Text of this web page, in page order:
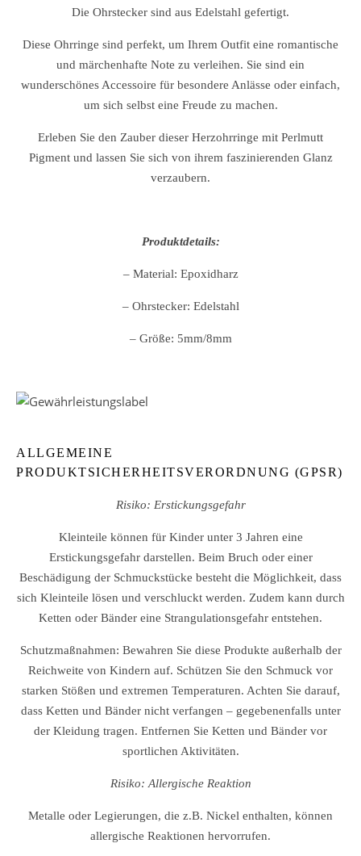
Die Ohrstecker sind aus Edelstahl gefertigt.
Diese Ohrringe sind perfekt, um Ihrem Outfit eine romantische
und märchenhafte Note zu verleihen. Sie sind ein
wunderschönes Accessoire für besondere Anlässe oder einfach,
um sich selbst eine Freude zu machen.
Erleben Sie den Zauber dieser Herzohrringe mit Perlmutt
Pigment und lassen Sie sich von ihrem faszinierenden Glanz
verzaubern.
Produktdetails:
– Material: Epoxidharz
– Ohrstecker: Edelstahl
– Größe: 5mm/8mm
ALLGEMEINE
PRODUKTSICHERHEITSVERORDNUNG (GPSR)
Risiko: Erstickungsgefahr
Kleinteile können für Kinder unter 3 Jahren eine
Erstickungsgefahr darstellen. Beim Bruch oder einer
Beschädigung der Schmuckstücke besteht die Möglichkeit, dass
sich Kleinteile lösen und verschluckt werden. Zudem kann durch
Ketten oder Bänder eine Strangulationsgefahr entstehen.
Schutzmaßnahmen: Bewahren Sie diese Produkte außerhalb der
Reichweite von Kindern auf. Schützen Sie den Schmuck vor
starken Stößen und extremen Temperaturen. Achten Sie darauf,
dass Ketten und Bänder nicht verfangen – gegebenenfalls unter
der Kleidung tragen. Entfernen Sie Ketten und Bänder vor
sportlichen Aktivitäten.
Risiko: Allergische Reaktion
Metalle oder Legierungen, die z.B. Nickel enthalten, können
allergische Reaktionen hervorrufen.